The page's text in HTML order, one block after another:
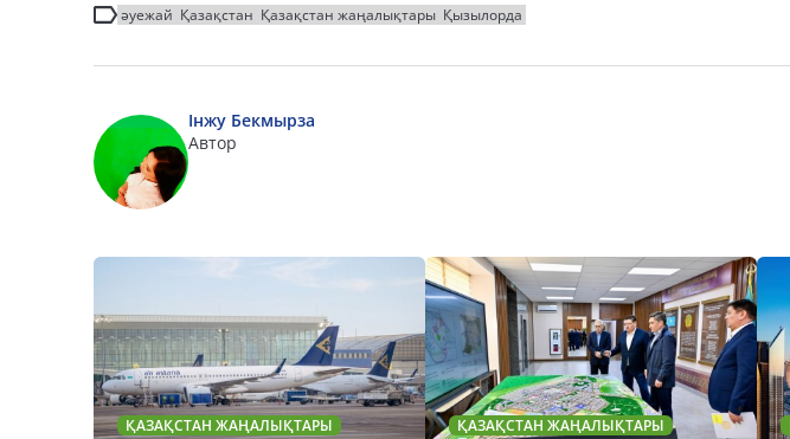
әуежай Қазақстан Қазақстан жаңалықтары Қызылорда
Інжу Бекмырза
Автор
ҚАЗАҚСТАН ЖАҢАЛЫҚТАРЫ ҚАЗАҚСТАН ЖАҢАЛЫҚТАРЫ